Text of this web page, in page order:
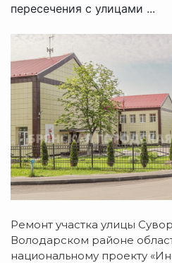
пересечения с улицами ...
Ремонт участка улицы
Володарском районе
национальному проекту